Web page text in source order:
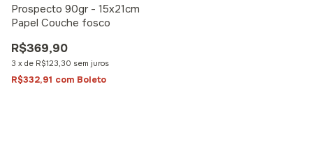
Prospecto 90gr - 15x21cm
Papel Couche fosco
R$369,90
3 x de R$123,30 sem juros
R$332,91 com Boleto